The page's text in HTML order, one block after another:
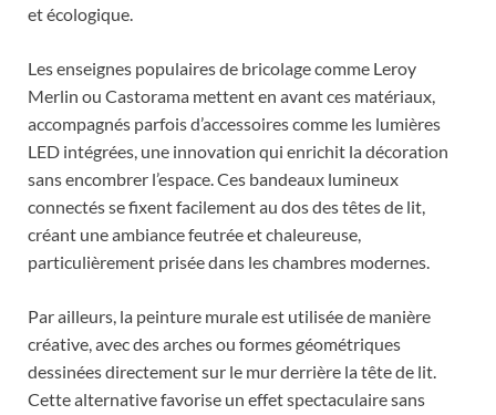
et écologique.
Les enseignes populaires de bricolage comme Leroy
Merlin ou Castorama mettent en avant ces matériaux,
accompagnés parfois d’accessoires comme les lumières
LED intégrées, une innovation qui enrichit la décoration
sans encombrer l’espace. Ces bandeaux lumineux
connectés se fixent facilement au dos des têtes de lit,
créant une ambiance feutrée et chaleureuse,
particulièrement prisée dans les chambres modernes.
Par ailleurs, la peinture murale est utilisée de manière
créative, avec des arches ou formes géométriques
dessinées directement sur le mur derrière la tête de lit.
Cette alternative favorise un effet spectaculaire sans